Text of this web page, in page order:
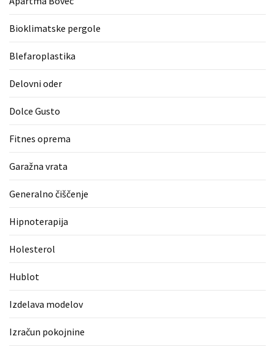
blagovna
MOST
CATEGORIES
Varnost
na
(1)
Pergotende
pokojnine
Bioklimatske pergole
Blefaroplastika
Delovni oder
Dolce Gusto
Fitnes oprema
Garažna vrata
Generalno čiščenje
Hipnoterapija
Holesterol
Hublot
Izdelava modelov
Izračun pokojnine